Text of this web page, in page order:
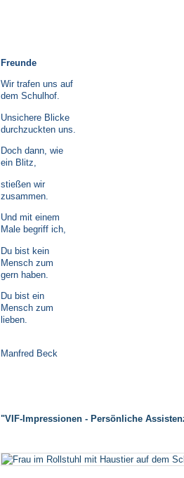
Freunde
Wir trafen uns auf
dem Schulhof.
Unsichere Blicke
durchzuckten uns.
Doch dann, wie
ein Blitz,
stießen wir
zusammen.
Und mit einem
Male begriff ich,
Du bist kein
Mensch zum
gern haben.
Du bist ein
Mensch zum
lieben.
Manfred Beck
"VIF-Impressionen - Persönliche